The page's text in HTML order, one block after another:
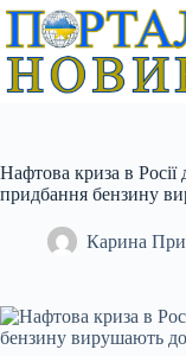
Перейти
вмісту
Нафтова криза в Росії
придбання бензину
Карина